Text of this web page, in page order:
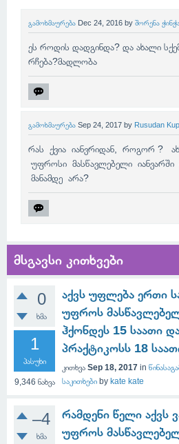
გამოხმაურება Dec 24, 2016 by შორენა
ეს როდის დადგინდა? და ახალი
რჩება?მადლობა
გამოხმაურება Sep 24, 2017 by Rusudan
რას ქვია იანვრიდან, როგორ ?
უფროსი მასწავლებელი იანვარში
მანამდე არა?
მსგავსი კითხვები
0
ხმა
1
პასუხი
9,346 ნახვა
აქვს უფლება ერთი
უფროს
ჰქონდეს 15 საათი
პრაქტიკოსს 18
კითხვა Sep 18, 2017 in
საკითხები by kate kate
–4
ხმა
რამდენი წელი აქვს
უფროს